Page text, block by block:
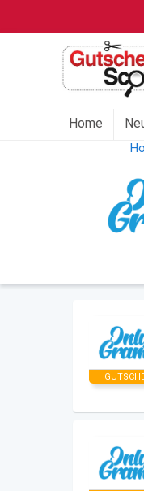
Home